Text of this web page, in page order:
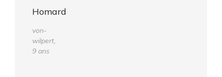
Homard
von-
wilpert,
9 ans